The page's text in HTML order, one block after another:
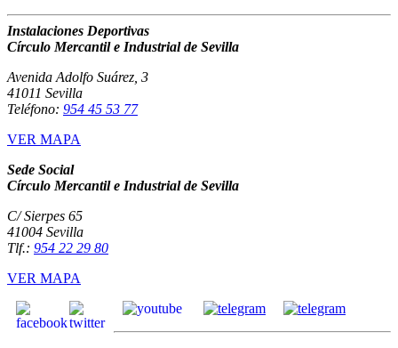
Instalaciones Deportivas
Círculo Mercantil e Industrial de Sevilla
Avenida Adolfo Suárez, 3
41011 Sevilla
Teléfono: 954 45 53 77
VER MAPA
Sede Social
Círculo Mercantil e Industrial de Sevilla
C/ Sierpes 65
41004 Sevilla
Tlf.: 954 22 29 80
VER MAPA